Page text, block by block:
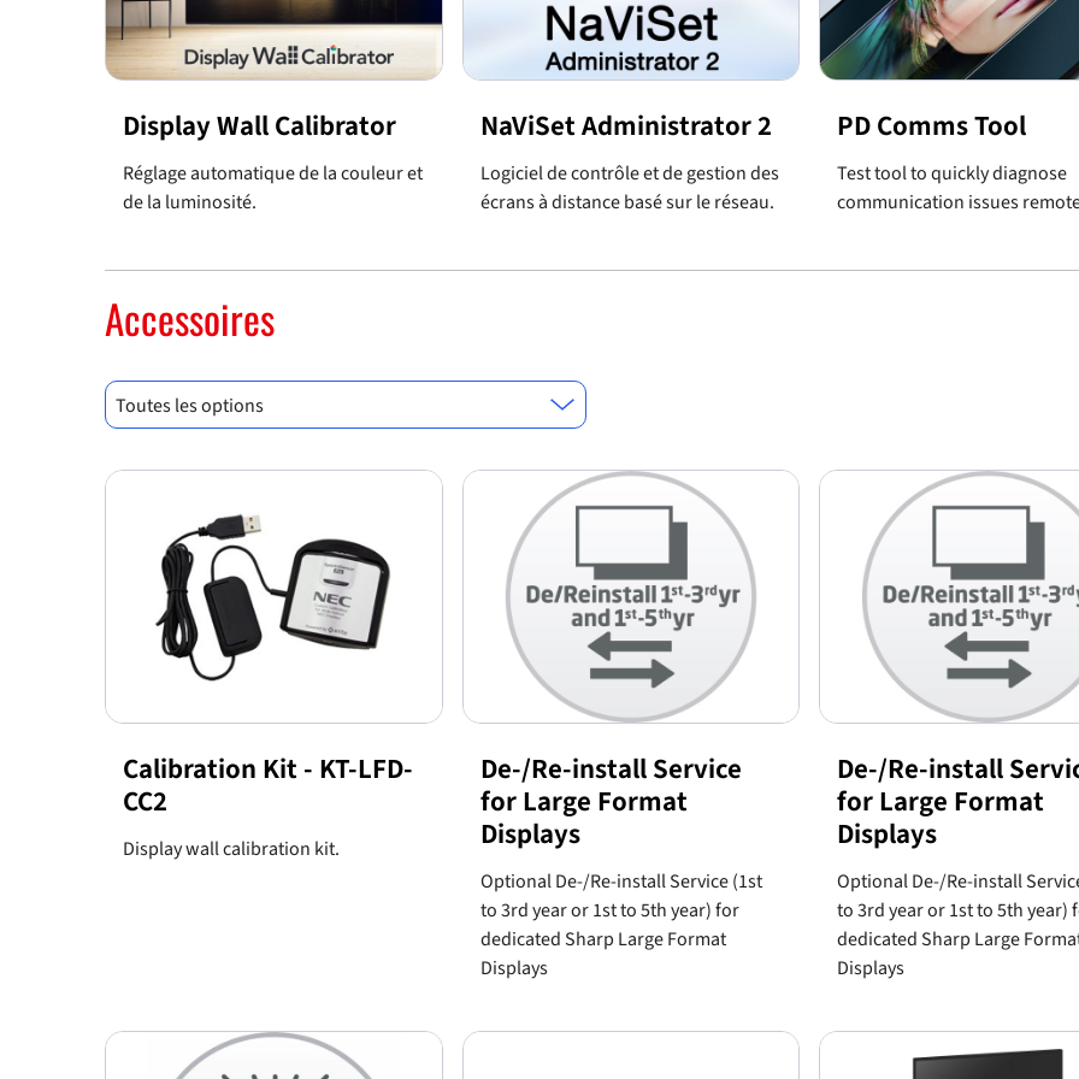
Display Wall Calibrator
Réglage automatique de la couleur et
de la luminosité.
NaViSet Administrator 2
Logiciel de contrôle et de gestion des
écrans à distance basé sur le réseau.
PD Comms Tool
Test tool to quickly diagnose
communication issues
Accessoires
Toutes les options
Calibration Kit - KT-LFD-
CC2
Display wall calibration kit.
De-/Re-install Service
for Large Format
Displays
Optional De-/Re-install Service (1st
to 3rd year or 1st to 5th year) for
dedicated Sharp Large Format
Displays
De-/Re-install
for Large Format
Displays
Optional De-/Re-install
to 3rd year or 1st to 5th year)
dedicated Sharp Large
Displays